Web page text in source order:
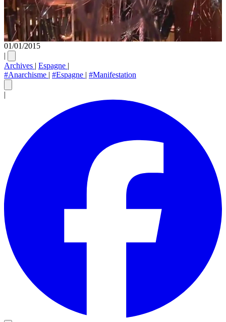
01/01/2015
|
Archives | Espagne |
#Anarchisme | #Espagne | #Manifestation
|